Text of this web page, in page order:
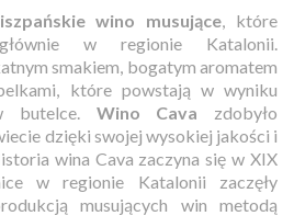
wino musujące, które
w regionie Katalonii.
smakiem, bogatym aromatem
które powstają w wyniku
butelce. Wino Cava zdobyło
dzięki swojej wysokiej jakości i
wina Cava zaczyna się w XIX
w regionie Katalonii zaczęły
musujących win metodą